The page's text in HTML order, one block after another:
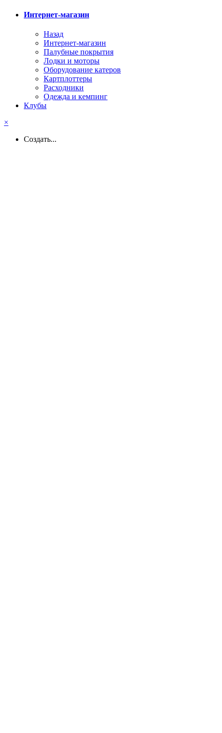
Интернет-магазин
Назад
Интернет-магазин
Палубные покрытия
Лодки и моторы
Оборудование катеров
Картплоттеры
Расходники
Одежда и кемпинг
Клубы
×
Создать...